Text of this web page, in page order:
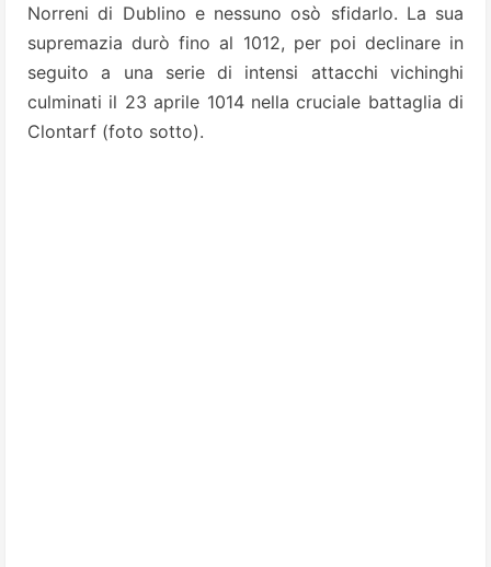
Norreni di Dublino e nessuno osò sfidarlo. La sua
supremazia durò fino al 1012, per poi declinare in
seguito a una serie di intensi attacchi vichinghi
culminati il 23 aprile 1014 nella cruciale battaglia di
Clontarf (foto sotto).